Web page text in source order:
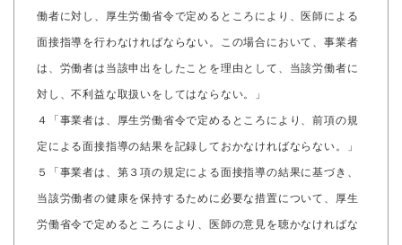
働者に対し、厚生労働省令で定めるところにより、医師による
面接指導を行わなければならない。この場合において、事業者
は、労働者は当該申出をしたことを理由として、当該労働者に
対し、不利益な取扱いをしてはならない。」
４「事業者は、厚生労働省令で定めるところにより、前項の規
定による面接指導の結果を記録しておかなければならない。」
５「事業者は、第３項の規定による面接指導の結果に基づき、
当該労働者の健康を保持するために必要な措置について、厚生
労働省令で定めるところにより、医師の意見を聴かなければな